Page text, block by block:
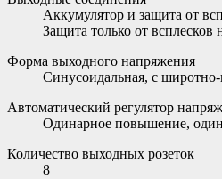
Аккумулятор и защита от
Защита только от всплесков
Форма выходного напряжения
Cинусоидальная, с
Автоматический регулятор
Одинарное повышение,
Количество выходных розеток
8